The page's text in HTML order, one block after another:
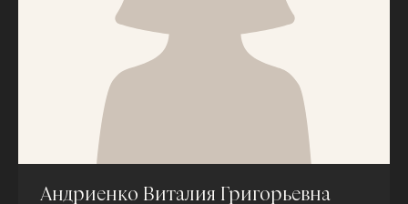
Андриенко Виталия Григорьевна